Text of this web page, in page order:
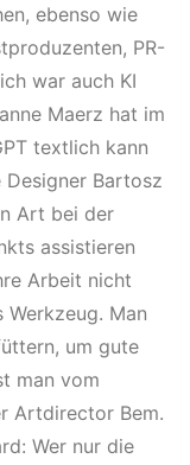
ebenso wie
PR-
war auch KI
Maerz hat im
textlich kann
Designer Bartosz
Art bei der
assistieren
Arbeit nicht
Werkzeug. Man
um gute
man vom
Artdirector Bem.
Wer nur die